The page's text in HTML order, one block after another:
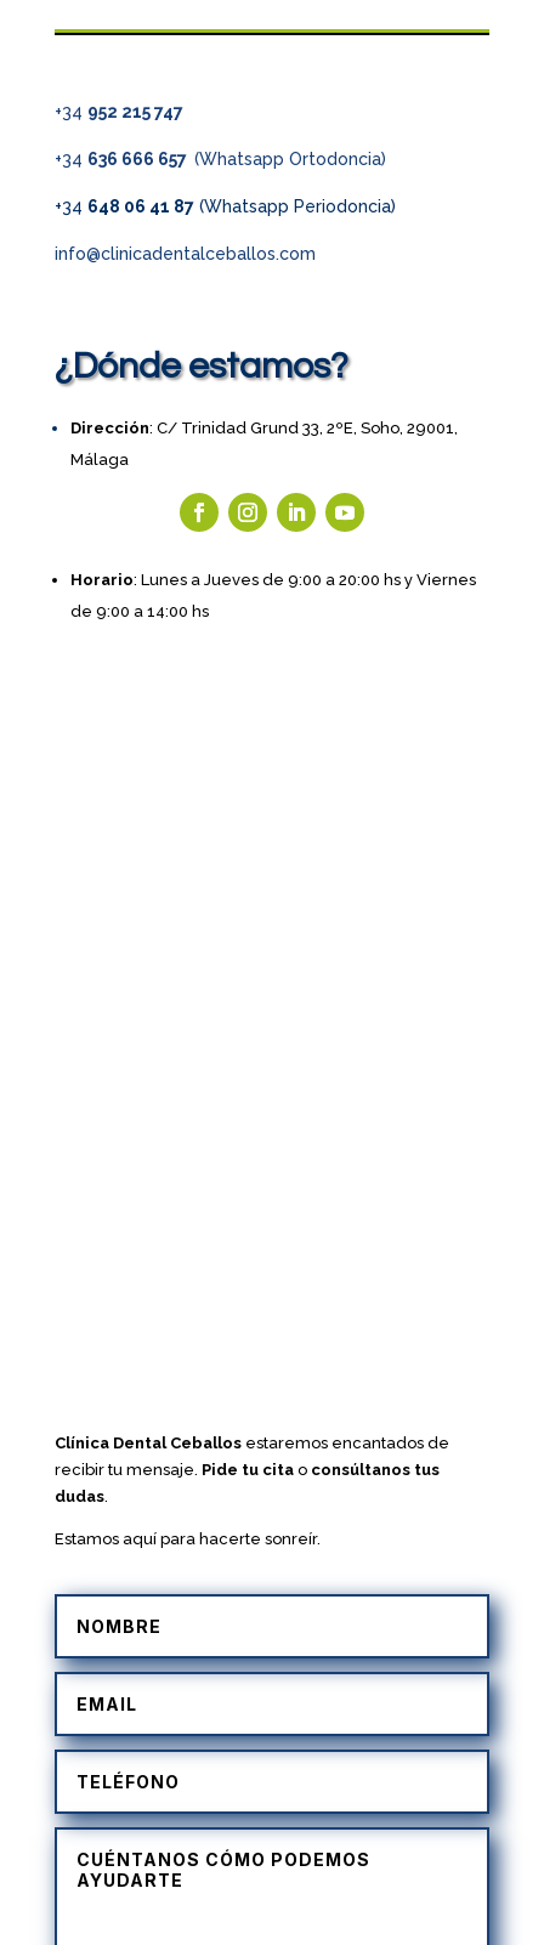
+34 952 215 747
+34 636 666 657 (Whatsapp Ortodoncia)
+34 648 06 41 87(Whatsapp Periodoncia)
info@clinicadentalceballos.com
¿Dónde estamos?
Dirección: C/ Trinidad Grund 33, 2ºE, Soho, 29001,
Málaga
Horario: Lunes a Jueves de 9:00 a 20:00 hs y Viernes
de 9:00 a 14:00 hs
Clínica Dental Ceballosestaremos encantados de
recibir tu mensaje. Pide tu citao consúltanos tus
dudas.
Estamos aquí para hacerte sonreír.